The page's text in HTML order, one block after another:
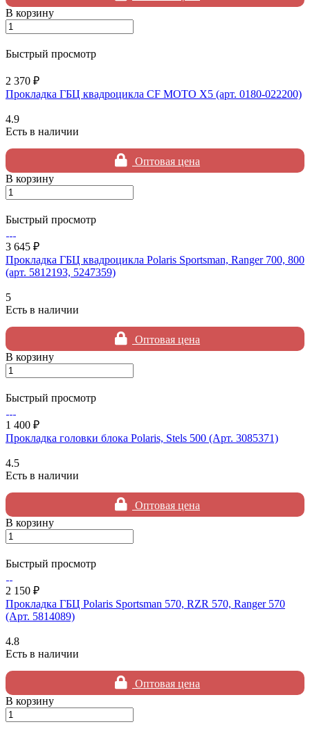
В корзину
Быстрый просмотр
2 370 ₽
Прокладка ГБЦ квадроцикла CF MOTO X5 (арт. 0180-022200)
4.9
Есть в наличии
Оптовая цена
В корзину
Быстрый просмотр
3 645 ₽
Прокладка ГБЦ квадроцикла Polaris Sportsman, Ranger 700, 800
(арт. 5812193, 5247359)
5
Есть в наличии
Оптовая цена
В корзину
Быстрый просмотр
1 400 ₽
Прокладка головки блока Polaris, Stels 500 (Арт. 3085371)
4.5
Есть в наличии
Оптовая цена
В корзину
Быстрый просмотр
2 150 ₽
Прокладка ГБЦ Polaris Sportsman 570, RZR 570, Ranger 570
(Арт. 5814089)
4.8
Есть в наличии
Оптовая цена
В корзину